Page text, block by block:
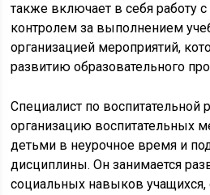
также включает в себя работу
контролем за выполнением
организацией мероприятий,
развитию образовательного
Специалист по воспитательной
организацию воспитательных
детьми в неурочное время и
дисциплины. Он занимается
социальных навыков учащихся,